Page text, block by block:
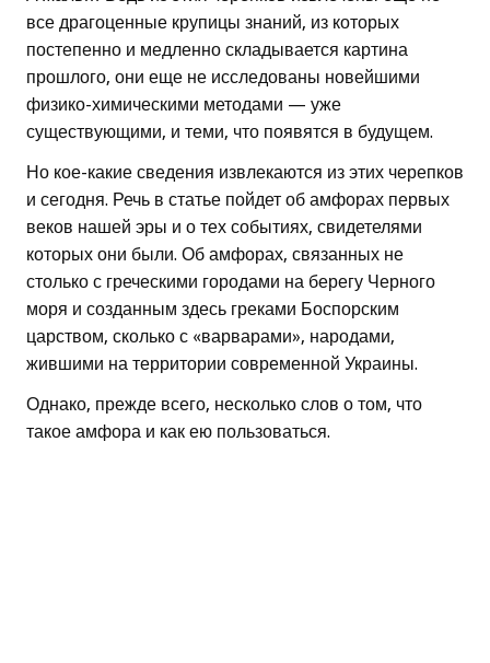
все драгоценные крупицы знаний, из которых
постепенно и медленно складывается картина
прошлого, они еще не исследованы новейшими
физико-химическими методами — уже
существующими, и теми, что появятся в будущем.
Но кое-какие сведения извлекаются из этих черепков
и сегодня. Речь в статье пойдет об амфорах первых
веков нашей эры и о тех событиях, свидетелями
которых они были. Об амфорах, связанных не
столько с греческими городами на берегу Черного
моря и созданным здесь греками Боспорским
царством, сколько с «варварами», народами,
жившими на территории современной Украины.
Однако, прежде всего, несколько слов о том, что
такое амфора и как ею пользоваться.